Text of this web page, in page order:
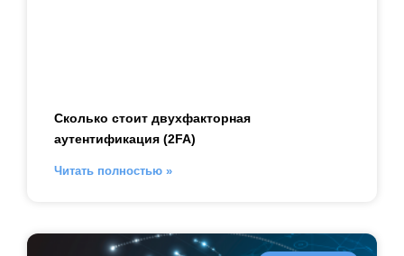
Сколько стоит двухфакторная
аутентификация (2FA)
Читать полностью »